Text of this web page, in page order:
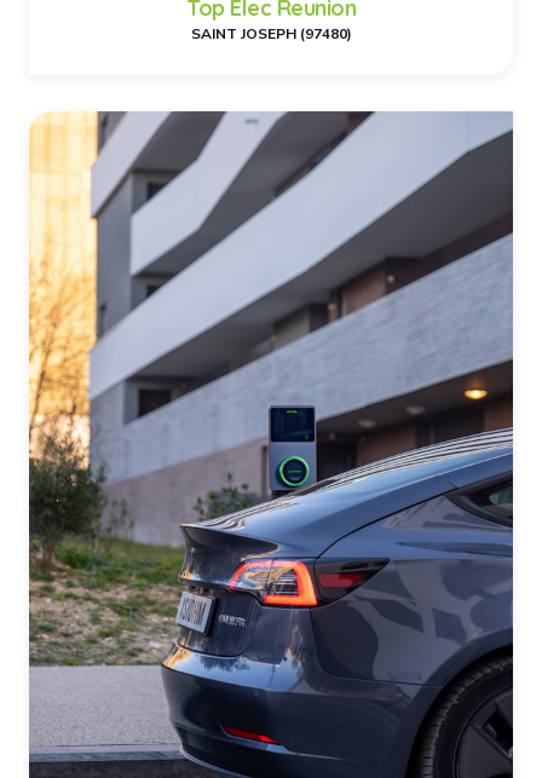
Top Elec Reunion
SAINT JOSEPH (97480)